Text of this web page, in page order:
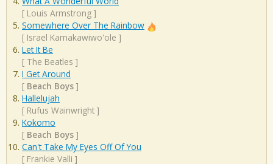
[ Louis Armstrong ]
Somewhere Over The Rainbow
[ Israel Kamakawiwo'ole ]
Let It Be
[ The Beatles ]
I Get Around
[ Beach Boys ]
Hallelujah
[ Rufus Wainwright ]
Kokomo
[ Beach Boys ]
Can't Take My Eyes Off Of You
[ Frankie Valli ]